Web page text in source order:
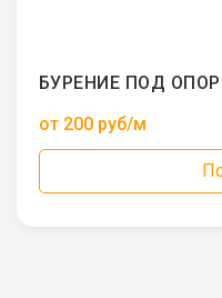
БУРЕНИЕ ПОД
от 200 руб/м